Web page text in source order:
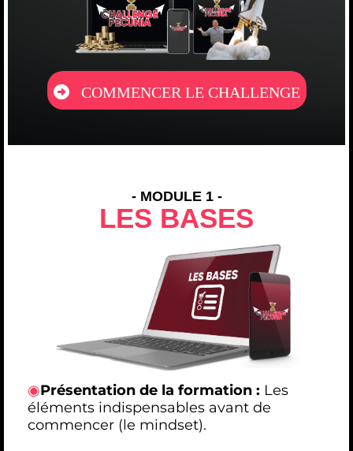
COMMENCER LE CHALLENGE
- MODULE 1 -
LES BASES
◉Présentation de la formation : Les
éléments indispensables avant de
commencer (le mindset).